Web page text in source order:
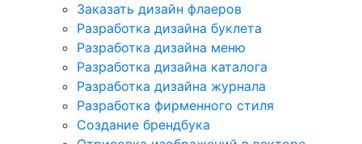
Заказать дизайн флаеров
Разработка дизайна буклета
Разработка дизайна меню
Разработка дизайна каталога
Разработка дизайна журнала
Разработка фирменного стиля
Создание брендбука